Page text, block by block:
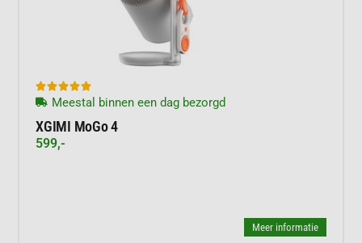

Meestal binnen een dag bezorgd
XGIMI MoGo 4
599,-
Meer informatie